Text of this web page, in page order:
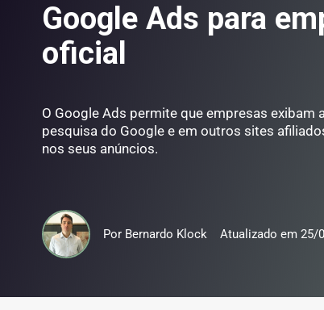
Google Ads para
oficial
O Google Ads permite que empresas exibam
pesquisa do Google e em outros sites
nos seus anúncios.
Por Bernardo Klock Atualizado em 25/